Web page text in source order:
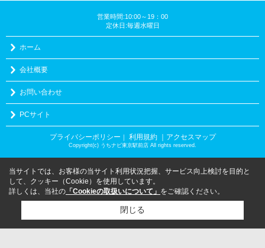
営業時間:10:00～19：00
定休日:毎週水曜日
ホーム
会社概要
お問い合わせ
PCサイト
プライバシーポリシー ｜ 利用規約 ｜アクセスマップ
Copyright(c) うちナビ東京駅前店 All rights reserved.
当サイトでは、お客様の当サイト利用状況把握、サービス向上検討を目的と
して、クッキー（Cookie）を使用しています。
詳しくは、当社の 「Cookieの取扱いについて」 をご確認ください。
閉じる